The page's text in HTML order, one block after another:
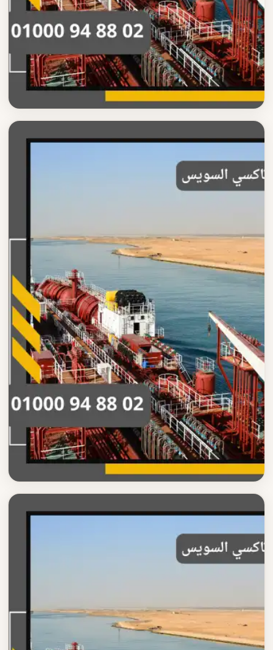
مميزات تاكسي السويس الاحترافية
اكتشف مميزات تاكسي السويس الاحترافية سيارات فاخرة
وسائقون محترفون وأسعار مناسبة
اقرأ المزيد
دليل تاكسي السويس الشامل
دليل شامل حول تاكسي السويس تعرف على كل ما تحتاجه قبل
الحجز والتفاصيل الكاملة للخدمة
اقرأ المزيد